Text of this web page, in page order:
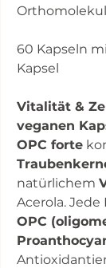
60 Kapseln
Kapsel
Vitalität &
veganen
OPC forte
natürlichem
Acerola. Jede
OPC